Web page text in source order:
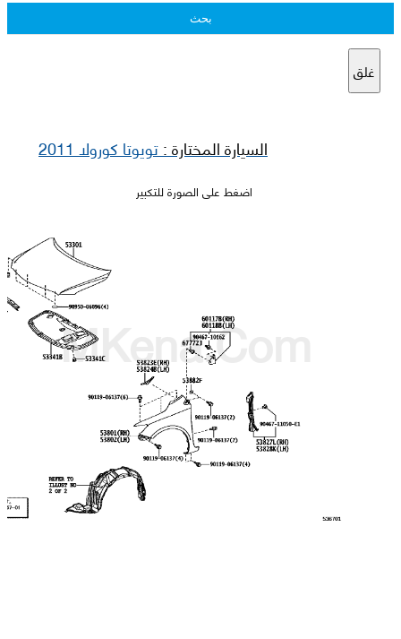
بحث
غلق
السيارة المختارة :تويوتا كورولا 2011
اضغط على الصورة للتكبير